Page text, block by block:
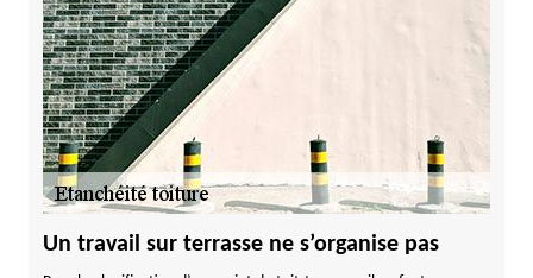
Un travail sur terrasse ne s’organise pas